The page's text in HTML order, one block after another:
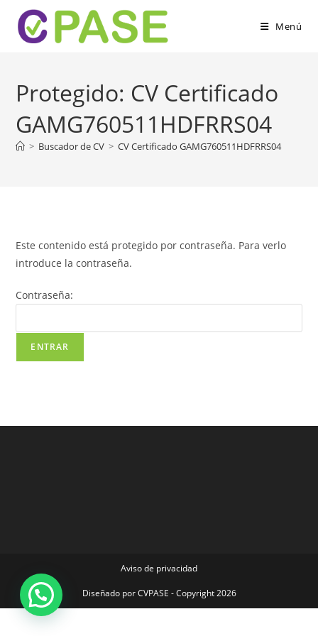
contenido
Menú
Protegido: CV Certificado
GAMG760511HDFRRS04
> Buscador de CV > CV Certificado GAMG760511HDFRRS04
Este contenido está protegido por contraseña. Para verlo
introduce la contraseña.
Contraseña:
Aviso de privacidad
Diseñado porCVPASE - Copyright 2026